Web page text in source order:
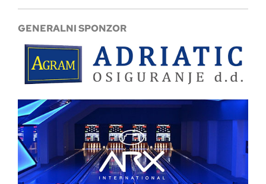
GENERALNI SPONZOR